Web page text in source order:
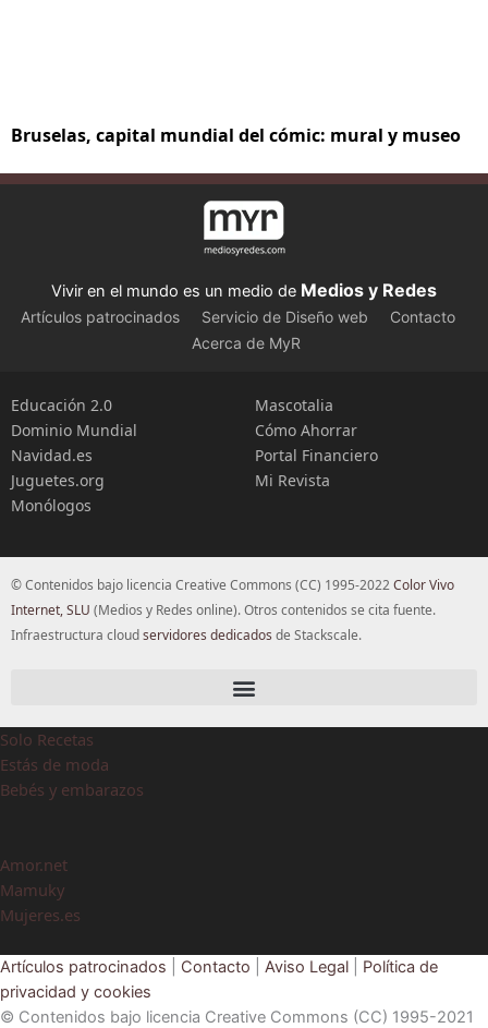
Bruselas, capital mundial del cómic: mural y museo
Vivir en el mundo es un medio de Medios y Redes
Artículos patrocinados Servicio de Diseño web
Contacto
Acerca de MyR
Educación 2.0
Dominio Mundial
Navidad.es
Juguetes.org
Monólogos
Mascotalia
Cómo Ahorrar
Portal Financiero
Mi Revista
© Contenidos bajo licencia Creative Commons (CC) 1995-2022Color Vivo
Internet, SLU (Medios y Redes online). Otros contenidos se cita fuente.
Infraestructura cloudservidores dedicados de Stackscale.
Solo Recetas
Estás de moda
Bebés y embarazos
Amor.net
Mamuky
Mujeres.es
Artículos patrocinados Contacto Aviso Legal
Política de
privacidad y cookies
© Contenidos bajo licencia Creative Commons (CC) 1995-2021